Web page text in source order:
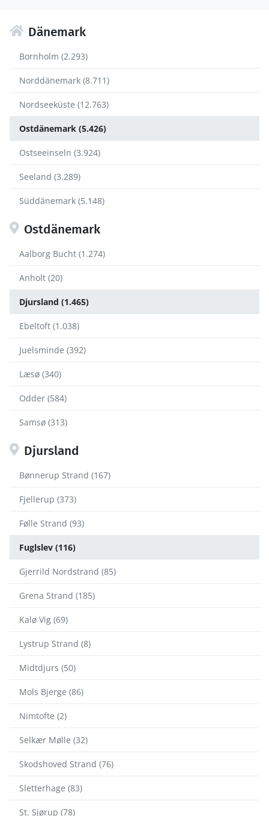
Dänemark
Bornholm (2.293)
Norddänemark (8.711)
Nordseeküste (12.763)
Ostdänemark (5.426)
Ostseeinseln (3.924)
Seeland (3.289)
Süddänemark (5.148)
Ostdänemark
Aalborg Bucht (1.274)
Anholt (20)
Djursland (1.465)
Ebeltoft (1.038)
Juelsminde (392)
Læsø (340)
Odder (584)
Samsø (313)
Djursland
Bønnerup Strand (167)
Fjellerup (373)
Følle Strand (93)
Fuglslev (116)
Gjerrild Nordstrand (85)
Grena Strand (185)
Kalø Vig (69)
Lystrup Strand (8)
Midtdjurs (50)
Mols Bjerge (86)
Nimtofte (2)
Selkær Mølle (32)
Skodshoved Strand (76)
Sletterhage (83)
St. Sjørup (78)